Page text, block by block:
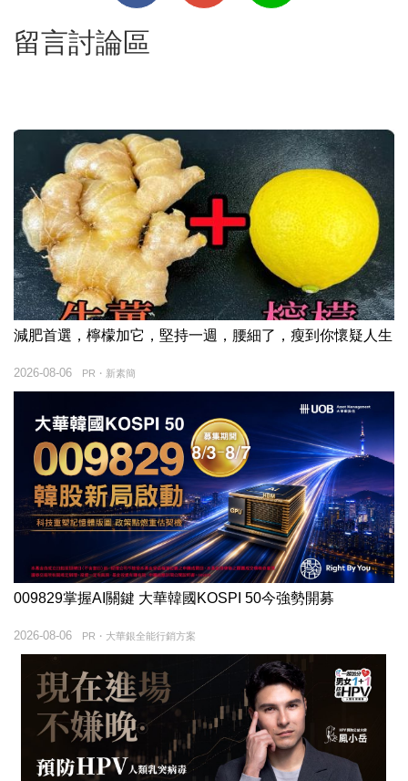
留言討論區
減肥首選，檸檬加它，堅持一週，腰細了，瘦到你懷疑人生
PR・新素簡
2026-08-06
009829掌握AI關鍵 大華韓國KOSPI 50今強勢開募
PR・大華銀全能行銷方案
2026-08-06